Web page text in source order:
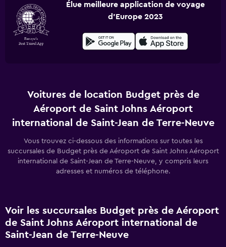
Élue meilleure application de voyage
d'Europe 2023
Voitures de location Budget près de
Aéroport de Saint Johns Aéroport
international de Saint-Jean de Terre-Neuve
Vous trouvez ci-dessous des informations sur toutes les
succursales de Budget près de Aéroport de Saint Johns Aéroport
international de Saint-Jean de Terre-Neuve, y compris leurs
adresses et numéros de téléphone.
Voir les succursales Budget près de Aéroport
de Saint Johns Aéroport international de
Saint-Jean de Terre-Neuve